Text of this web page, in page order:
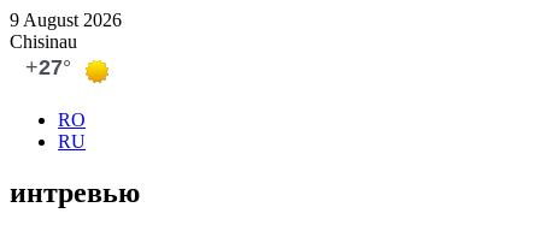
9 August 2026
Chisinau
RO
RU
интревью